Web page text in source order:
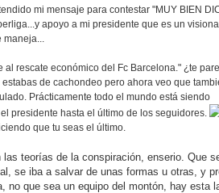
mi mensaje para contestar "MUY BIEN
apoyo a mi presidente que es un
maneja...
al rescate económico del Fc Barcelona." ¿te
de cachondeo pero ahora veo que
Prácticamente todo el mundo está siendo
presidente hasta el último de los seguidores.
que tu seas el último.
las teorías de la conspiración, enserio. Que
se iba a salvar de unas formas u otras, y
no que sea un equipo del montón, hay esta